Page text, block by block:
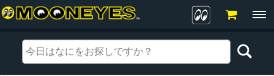
商品詳細